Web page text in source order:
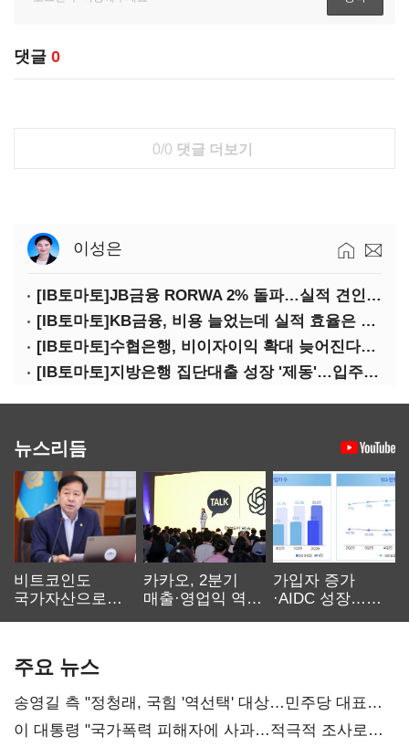
댓글 0
0/0 댓글 더보기
이성은
[IB토마토]JB금융 RORWA 2% 돌파…실적 견인은 은행 아닌 캐피탈
[IB토마토]KB금융, 비용 늘었는데 실적 효율은 개선…증권 호황 효과
[IB토마토]수협은행, 비이자이익 확대 늦어진다…공모운용사 인가 연말로
[IB토마토]지방은행 집단대출 성장 '제동'…입주절벽에 반사이익도 희박
뉴스리듬
비트코인도
국가자산으로…'
카카오, 2분기
매출·영업익 역대
가입자 증가
·AIDC 성장…
주요 뉴스
송영길 측 "정청래, 국힘 '역선택' 대상…민주당 대표로
총선 지휘 못해"
이 대통령 "국가폭력 피해자에 사과…적극적 조사로